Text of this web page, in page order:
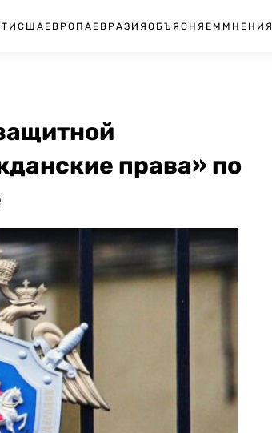
США ЕВРОПА ЕВРАЗИЯ ОБЪЯСНЯЕМ МНЕНИЯ
права» по